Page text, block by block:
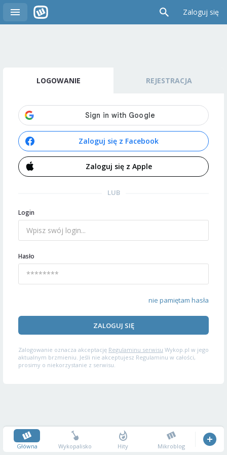
Zaloguj się
LOGOWANIE REJESTRACJA
Zaloguj się z Facebook
Zaloguj się z Apple
LUB
Login
Hasło
nie pamiętam hasła
ZALOGUJ SIĘ
Zalogowanie oznacza akceptację Regulaminu serwisu Wykop.pl w jego
aktualnym brzmieniu. Jeśli nie akceptujesz Regulaminu w całości,
prosimy o niekorzystanie z serwisu.
Główna Wykopalisko Hity Mikroblog